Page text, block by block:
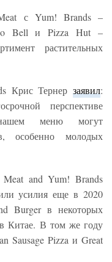
с Yum! Brands –
Bell и Pizza Hut –
растительных
Крис Тернер заявил:
перспективе
меню могут
особенно молодых
and Yum! Brands
усилия еще в 2020
Burger в некоторых
Китае. В том же году
Sausage Pizza и Great